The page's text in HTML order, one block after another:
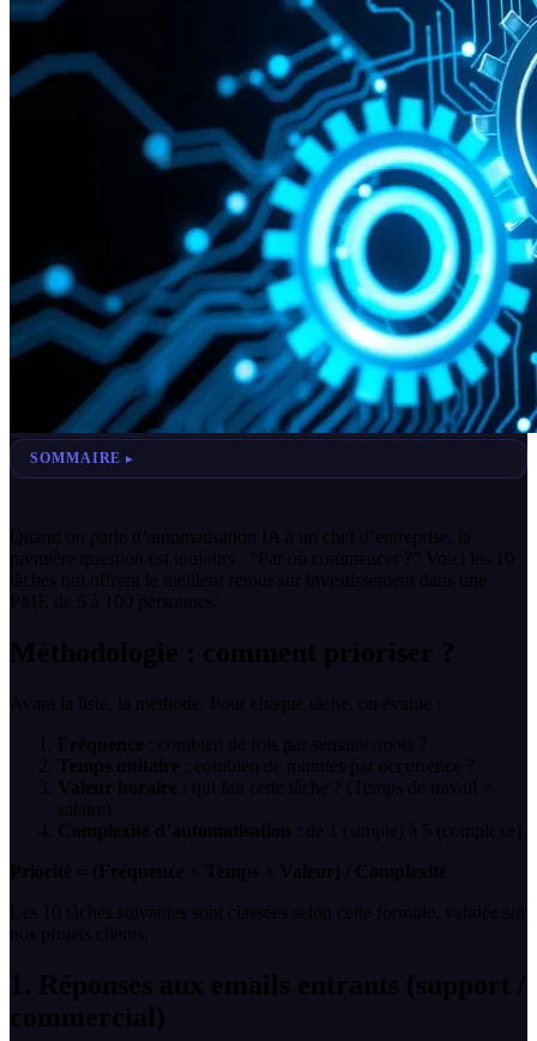
SOMMAIRE
Quand on parle d’automatisation IA à un chef d’entreprise, la
première question est toujours : “Par où commencer ?” Voici les 10
tâches qui offrent le meilleur retour sur investissement dans une
PME de 5 à 100 personnes.
Méthodologie : comment prioriser ?
Avant la liste, la méthode. Pour chaque tâche, on évalue :
Fréquence : combien de fois par semaine/mois ?
Temps unitaire : combien de minutes par occurrence ?
Valeur horaire : qui fait cette tâche ? (Temps de travail ×
salaire)
Complexité d’automatisation : de 1 (simple) à 5 (complexe)
Priorité = (Fréquence × Temps × Valeur) / Complexité
Les 10 tâches suivantes sont classées selon cette formule, validée sur
nos projets clients.
1. Réponses aux emails entrants (support /
commercial)